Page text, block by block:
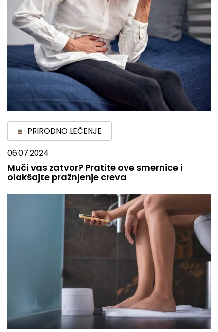
PRIRODNO LEČENJE
06.07.2024
Muči vas zatvor? Pratite ove smernice i
olakšajte pražnjenje creva